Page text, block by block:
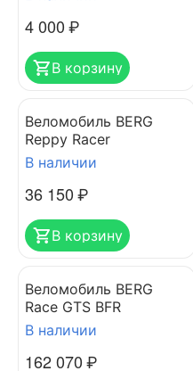
4 000₽
В корзину
Веломобиль BERG
Reppy Racer
В наличии
36 150₽
В корзину
Веломобиль BERG
Race GTS BFR
В наличии
162 070₽